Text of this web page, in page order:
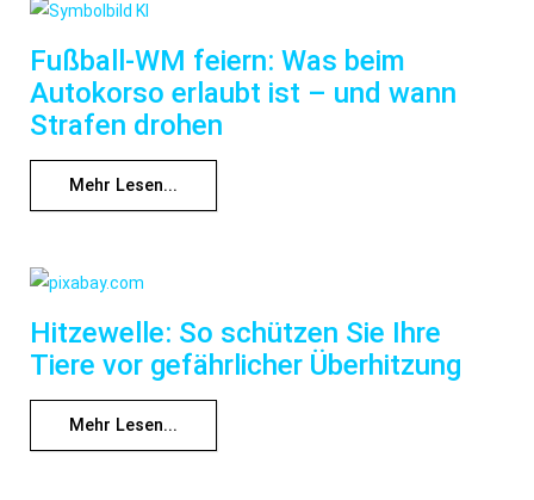
Fußball-WM feiern: Was beim
Autokorso erlaubt ist – und wann
Strafen drohen
Mehr Lesen...
Hitzewelle: So schützen Sie Ihre
Tiere vor gefährlicher Überhitzung
Mehr Lesen...